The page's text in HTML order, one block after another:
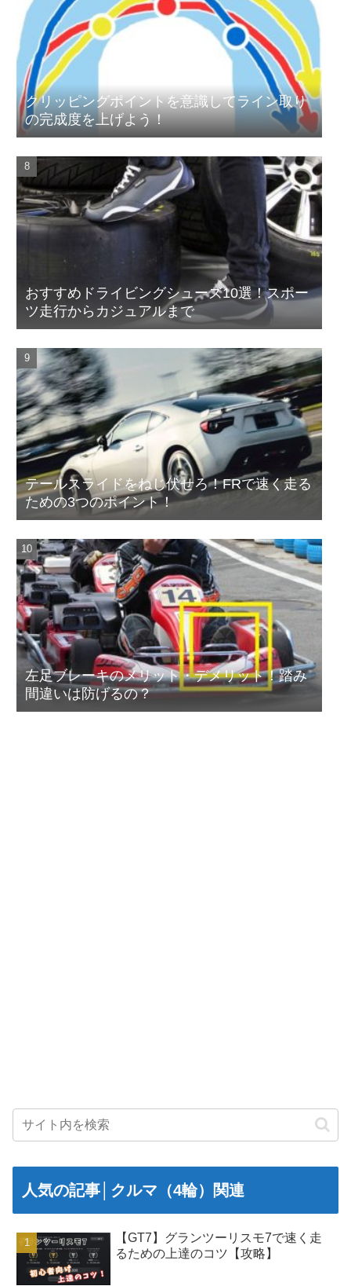
クリッピングポイントを意識してライン取り
の完成度を上げよう！
おすすめドライビングシューズ10選！スポー
ツ走行からカジュアルまで
テールスライドをねじ伏せろ！FRで速く走る
ための3つのポイント！
左足ブレーキのメリット・デメリット！踏み
間違いは防げるの？
人気の記事│クルマ（4輪）関連
【GT7】グランツーリスモ7で速く走
るための上達のコツ【攻略】